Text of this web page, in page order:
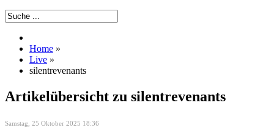
Home »
Live »
silentrevenants
Artikelübersicht zu silentrevenants
Samstag, 25 Oktober 2025 18:36